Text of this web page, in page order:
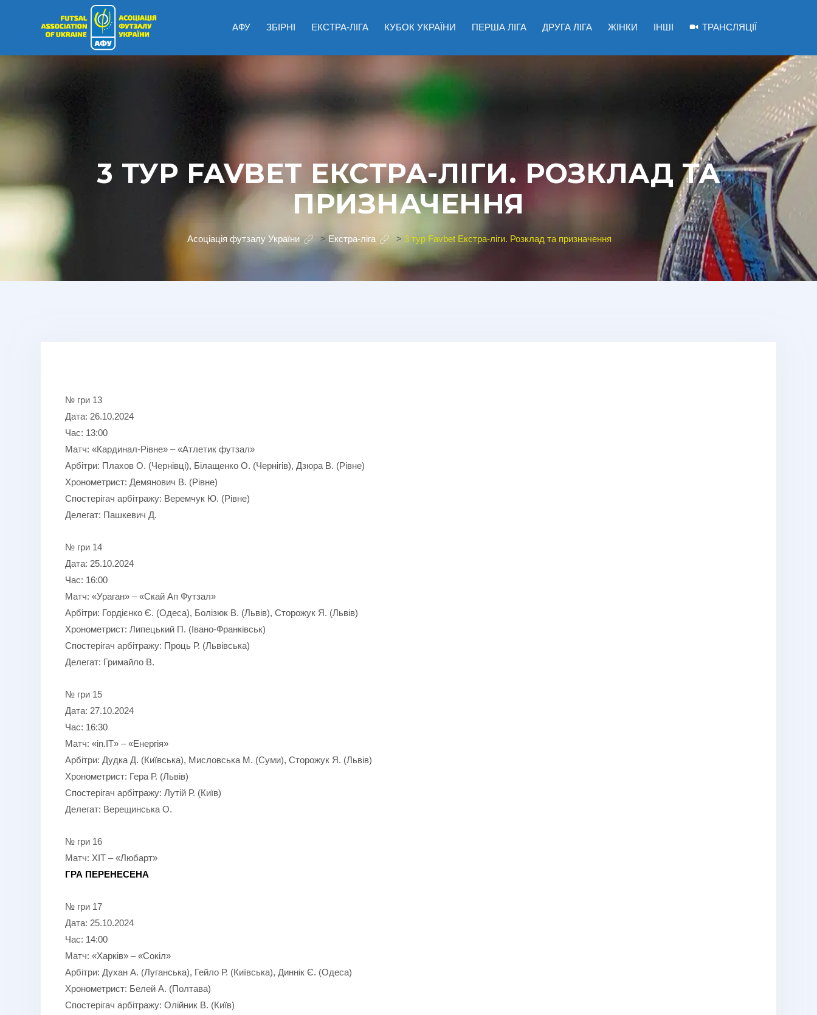
АФУ ЗБІРНІ ЕКСТРА-ЛІГА КУБОК УКРАЇНИ ПЕРША ЛІГА ДРУГА ЛІГА ЖІНКИ ІНШІ ТРАНСЛЯЦІЇ
3 ТУР FAVBET ЕКСТРА-ЛІГИ. РОЗКЛАД ТА
ПРИЗНАЧЕННЯ
Асоціація футзалу України > Екстра-ліга > 3 тур Favbet Екстра-ліги. Розклад та призначення
№ гри 13
Дата: 26.10.2024
Час: 13:00
Матч: «Кардинал-Рівне» – «Атлетик футзал»
Арбітри: Плахов О. (Чернівці), Білащенко О. (Чернігів), Дзюра В. (Рівне)
Хронометрист: Демянович В. (Рівне)
Спостерігач арбітражу: Веремчук Ю. (Рівне)
Делегат: Пашкевич Д.
№ гри 14
Дата: 25.10.2024
Час: 16:00
Матч: «Ураган» – «Скай Ап Футзал»
Арбітри: Гордієнко Є. (Одеса), Болізюк В. (Львів), Сторожук Я. (Львів)
Хронометрист: Липецький П. (Івано-Франківськ)
Спостерігач арбітражу: Проць Р. (Львівська)
Делегат: Гримайло В.
№ гри 15
Дата: 27.10.2024
Час: 16:30
Матч: «in.IT» – «Енергія»
Арбітри: Дудка Д. (Київська), Мисловська М. (Суми), Сторожук Я. (Львів)
Хронометрист: Гера Р. (Львів)
Спостерігач арбітражу: Лутій Р. (Київ)
Делегат: Верещинська О.
№ гри 16
Матч: ХІТ – «Любарт»
ГРА ПЕРЕНЕСЕНА
№ гри 17
Дата: 25.10.2024
Час: 14:00
Матч: «Харків» – «Сокіл»
Арбітри: Духан А. (Луганська), Гейло Р. (Київська), Диннік Є. (Одеса)
Хронометрист: Белей А. (Полтава)
Спостерігач арбітражу: Олійник В. (Київ)